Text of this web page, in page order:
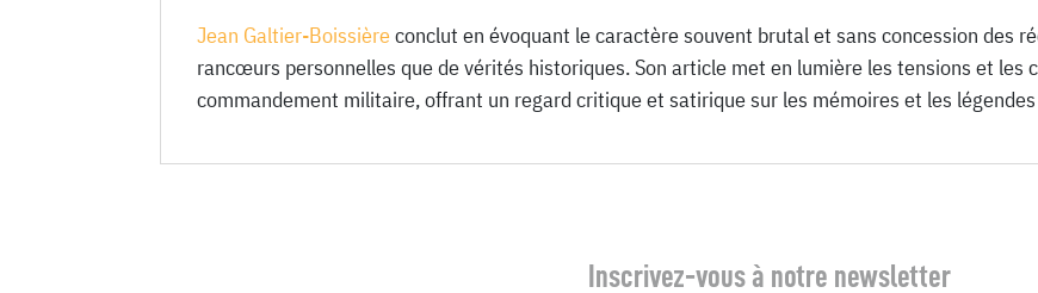
Jean Galtier-Boissièreconclut en évoquant le caractère souvent brutal et sans concession des
rancœurs personnelles que de vérités historiques. Son article met en lumière les tensions et les
commandement militaire, offrant un regard critique et satirique sur les mémoires et les
Inscrivez-vous à notre newsletter